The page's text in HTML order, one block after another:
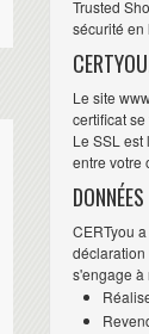
Trusted
sécurité en
Le site
certificat
Le SSL
entre votre
DONNÉES
CERTyou
déclaration
s'engage à